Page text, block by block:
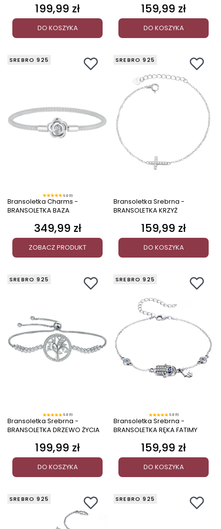
Cena
199,99 zł
DO KOSZYKA
Cena
159,99 zł
DO KOSZYKA
SREBRO 925
5.0 (1)
Bransoletka Charms -
BRANSOLETKA BAZA
Cena
349,99 zł
ZOBACZ PRODUKT
SREBRO 925
Bransoletka Srebrna -
BRANSOLETKA KRZYŻ
Cena
159,99 zł
DO KOSZYKA
SREBRO 925
5.0 (1)
Bransoletka Srebrna -
BRANSOLETKA DRZEWO ŻYCIA
Cena
199,99 zł
DO KOSZYKA
SREBRO 925
5.0 (1)
Bransoletka Srebrna -
BRANSOLETKA RĘKA FATIMY
Cena
159,99 zł
DO KOSZYKA
SREBRO 925 SREBRO 925